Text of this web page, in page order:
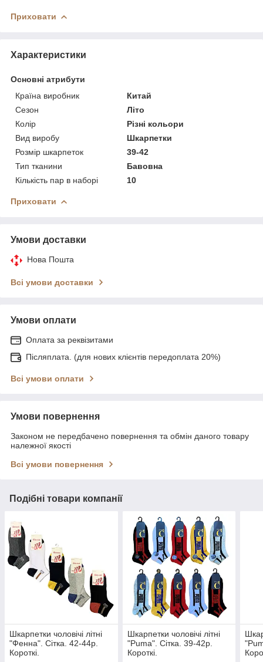
Приховати
Характеристики
Основні атрибути
Країна виробник
Китай
Сезон
Літо
Колір
Різні кольори
Вид виробу
Шкарпетки
Розмір шкарпеток
39-42
Тип тканини
Бавовна
Кількість пар в наборі
10
Приховати
Умови доставки
Нова Пошта
Всі умови доставки
Умови оплати
Оплата за реквізитами
Післяплата. (для нових клієнтів передоплата 20%)
Всі умови оплати
Умови повернення
Законом не передбачено повернення та обмін даного товару
належної якості
Всі умови повернення
Подібні товари компанії
Шкарпетки чоловічі літні
"Фенна". Сітка. 42-44р.
Короткі.
Шкарпетки чоловічі літні
"Puma". Сітка. 39-42р.
Короткі.